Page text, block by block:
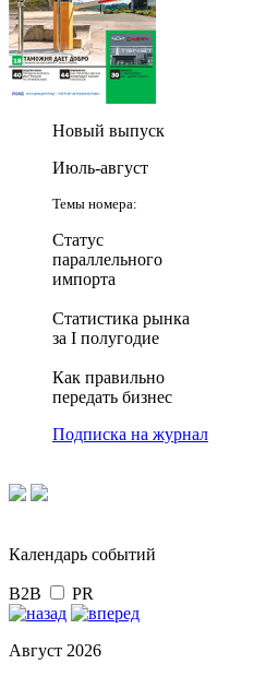
Новый выпуск
Июль-август
Темы номера:
Статус
параллельного
импорта
Статистика рынка
за I полугодие
Как правильно
передать бизнес
Подписка на журнал
Календарь событий
B2B PR
Август 2026